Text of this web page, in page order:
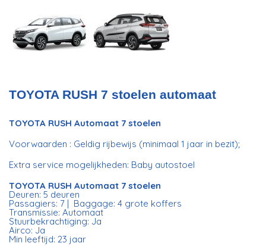
TOYOTA RUSH 7 stoelen automaat
TOYOTA RUSH Automaat 7 stoelen​
Voorwaarden : Geldig rijbewijs (minimaal 1 jaar in bezit);
Extra service mogelijkheden: Baby autostoel
TOYOTA RUSH Automaat 7 stoelen​
Deuren: 5 deuren
Passagiers: 7 | Baggage: 4 grote koffers
Transmissie: Automaat
Stuurbekrachtiging: Ja
Airco: Ja
Min leeftijd: 23 jaar